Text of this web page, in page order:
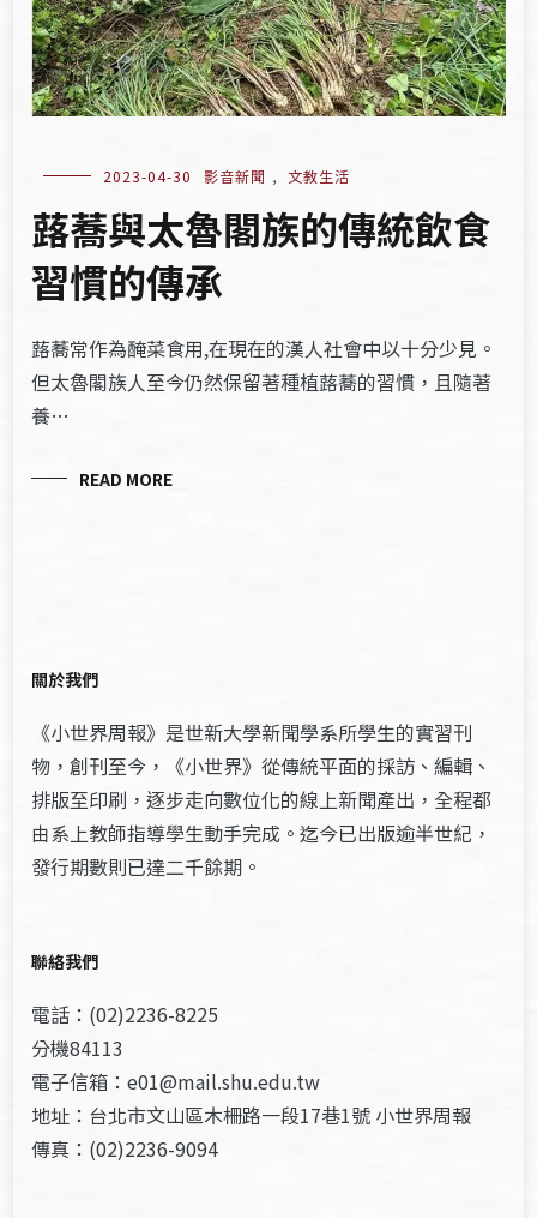
2023-04-30 影音新聞 , 文教生活
蕗蕎與太魯閣族的傳統飲食
習慣的傳承
蕗蕎常作為醃菜食用,在現在的漢人社會中以十分少見。
但太魯閣族人至今仍然保留著種植蕗蕎的習慣，且隨著
養…
READ MORE
關於我們
《小世界周報》是世新大學新聞學系所學生的實習刊
物，創刊至今，《小世界》從傳統平面的採訪、編輯、
排版至印刷，逐步走向數位化的線上新聞產出，全程都
由系上教師指導學生動手完成。迄今已出版逾半世紀，
發行期數則已達二千餘期。
聯絡我們
電話：(02)2236-8225
分機84113
電子信箱：e01@mail.shu.edu.tw
地址：台北市文山區木柵路一段17巷1號 小世界周報
傳真：(02)2236-9094